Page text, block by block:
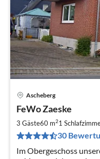
Ascheberg
FeWo Zaeske
3 Gäste60 m21
30
Im Obergeschoss